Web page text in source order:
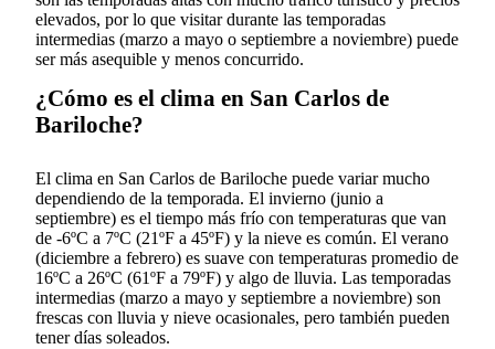
elevados, por lo que visitar durante las temporadas
intermedias (marzo a mayo o septiembre a noviembre) puede
ser más asequible y menos concurrido.
¿Cómo es el clima en San Carlos de
Bariloche?
El clima en San Carlos de Bariloche puede variar mucho
dependiendo de la temporada. El invierno (junio a
septiembre) es el tiempo más frío con temperaturas que van
de -6ºC a 7ºC (21ºF a 45ºF) y la nieve es común. El verano
(diciembre a febrero) es suave con temperaturas promedio de
16ºC a 26ºC (61ºF a 79ºF) y algo de lluvia. Las temporadas
intermedias (marzo a mayo y septiembre a noviembre) son
frescas con lluvia y nieve ocasionales, pero también pueden
tener días soleados.